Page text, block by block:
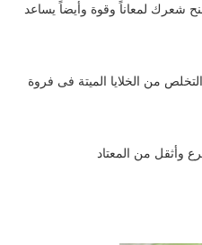
شعرك لمعاناً وقوة وأيضاً يساعد
من الخلايا الميتة فى فروة
وأثقل من المعتاد